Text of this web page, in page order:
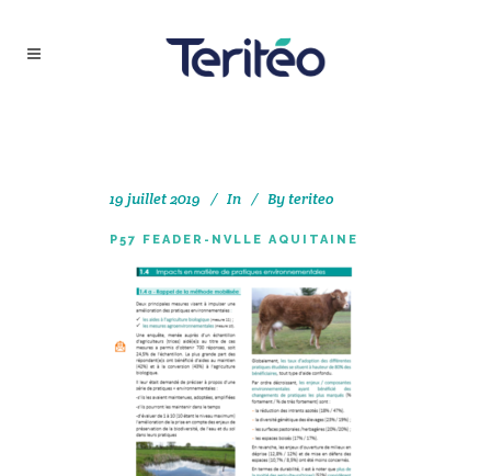
19 juillet 2019 In Byteriteo
P57 FEADER-NVLLE AQUITAINE